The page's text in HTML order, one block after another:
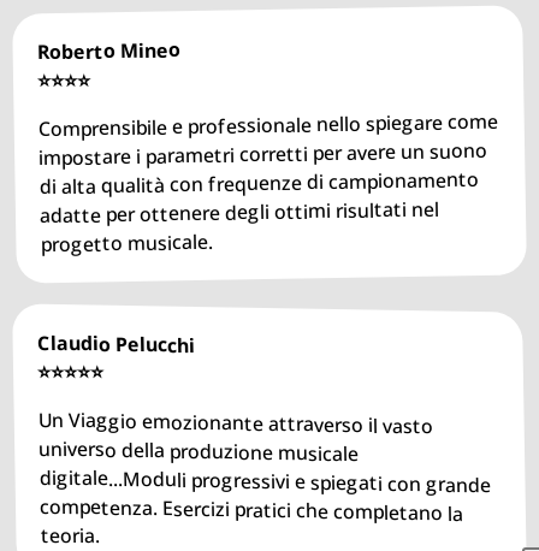
Roberto Mineo
⭐️⭐️⭐️⭐️
Comprensibile e professionale nello spiegare come
impostare i parametri corretti per avere un suono
di alta qualità con frequenze di campionamento
adatte per ottenere degli ottimi risultati nel
progetto musicale.
Claudio Pelucchi
⭐️⭐️⭐️⭐️⭐️
Un Viaggio emozionante attraverso il vasto
universo della produzione musicale
digitale...Moduli progressivi e spiegati con grande
competenza. Esercizi pratici che completano la
teoria.